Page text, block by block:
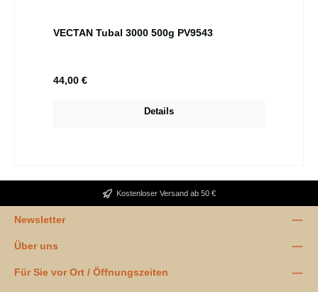
VECTAN Tubal 3000 500g PV9543
Regulärer Preis:
44,00 €
Details
Kostenloser Versand ab 50 €
Newsletter
Über uns
Für Sie vor Ort / Öffnungszeiten